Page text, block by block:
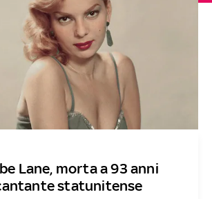
Lane, morta a 93 anni
statunitense